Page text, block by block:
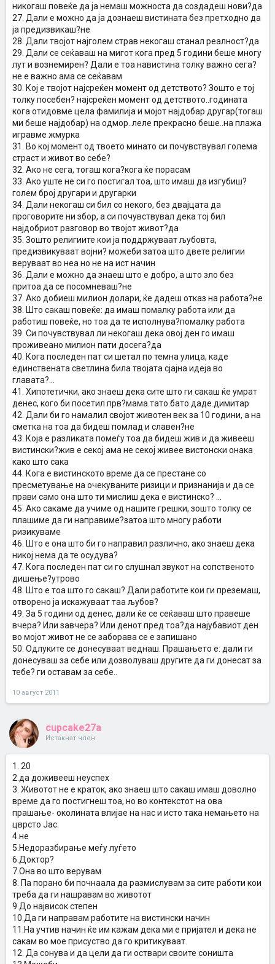
никогаш повеќе да ја немаш можноста да создадеш нови?да
27. Дали е можно да ја дознаеш вистината без претходно да
ја предизвикаш?не
28. Дали твојот најголем страв некогаш станал реалност?да
29. Дали се сеќаваш на мигот кога пред 5 години беше многу
лут и вознемирен? Дали е тоа навистина толку важно сега?
не е важно ама се сеќавам
30. Кој е твојот најсреќен момент од детството? Зошто е тој
толку посебен? најсреќен момент од детството..годината
кога отидовме цела фамилија и мојот најдобар другар(тогаш
ми беше најдобар) на одмор..леле прекрасно беше..на плажа
игравме жмурка
31. Во кој момент од твоето минато си почувствувал голема
страст и живот во себе?
32. Ако не сега, тогаш кога?кога ќе порасам
33. Ако уште не си го постигал тоа, што имаш да изгубиш?
голем број другари и другарки
34. Дали некогаш си бил со некого, без двајцата да
проговорите ни збор, а си почувствувал дека тој бил
најдобриот разговор во твојот живот?да
35. Зошто религиите кои ја поддржуваат љубовта,
предизвикуваат војни? можеби затоа што двете религии
веруваат во неа но не на ист начин
36. Дали е можно да знаеш што е добро, а што зло без
притоа да се посомневаш?не
37. Ако добиеш милион долари, ќе дадеш отказ на работа?не
38. Што сакаш повеќе: да имаш помалку работа или да
работиш повеќе, но тоа да те исполнува?помалку работа
39. Си почувствувал ли некогаш дека овој ден го имаш
проживеано милион пати досега?да
40. Кога последен пат си шетал по темна улица, каде
единствената светлина била твојата сјајна идеја во
главата?...
41. Хипотетички, ако знаеш дека сите што ги сакаш ќе умрат
денес, кого би посетил прв?мама.тато.бато.даде.димитар
42. Дали би го намалил својот животен век за 10 години, а на
сметка на тоа да бидеш помлад и славен?не
43. Која е разликата помеѓу тоа да бидеш жив и да живееш
вистински?жив е секој ама не секој живее вистонски онака
како што сака
44. Кога е вистинското време да се престане со
пресметување на очекуваните ризици и признанија и да се
прави само она што ти мислиш дека е вистинско? ...
45. Ако сакаме да учиме од нашите грешки, зошто толку се
плашиме да ги направиме?затоа што многу работи
ризикуваме
46. Што е она што би го направил различно, ако знаеш дека
никој нема да те осудува?
47. Кога последен пат си го слушнал звукот на сопственото
дишење?утрово
48. Што е тоа што го сакаш? Дали работите кои ги преземаш,
отворено ја искажуваат таа љубов?
49. За 5 години од денес, дали ќе се сеќаваш што правеше
вчера? Или завчера? Или денот пред тоа?да најубавиот ден
во мојот живот не се заборава се е запишано
50. Одлуките се донесуваат веднаш. Прашањето е: дали ги
донесуваш за себе или дозволуваш другите да ги донесат за
тебе? ги оставам за себе..
10 август 2011
cupcake27a
Истакнат член
1. 20
2.да доживееш неуспех
3. Животот не е краток, ако знаеш што сакаш имаш доволно
време да го постигнеш тоа, но во контекстот на ова
прашање- околината влијае на нас и исто така немањето на
цврсто Јас.
4.не
5.Недоразбирање меѓу луѓето
6.Доктор?
7.Она во што верувам
8. Па порано би почнаала да размислувам за сите работи кои
треба да ги нашравам во животот
9.До највисок степен
10.Да ги направам работите на вистински начин
11.На учтив начин ќе им кажам дека ми е пријател и дека не
сакам во мое присуство да го критикуваат.
12. Да сонува и да цели да ги оствари своите соништа